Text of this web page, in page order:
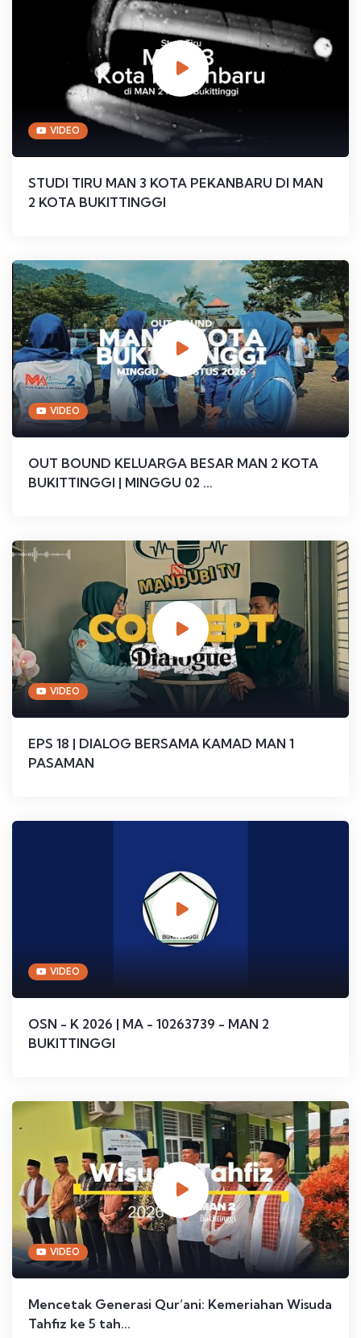
VIDEO
STUDI TIRU MAN 3 KOTA PEKANBARU DI MAN
2 KOTA BUKITTINGGI
VIDEO
OUT BOUND KELUARGA BESAR MAN 2 KOTA
BUKITTINGGI | MINGGU 02 ...
VIDEO
EPS 18 | DIALOG BERSAMA KAMAD MAN 1
PASAMAN
VIDEO
OSN - K 2026 | MA - 10263739 - MAN 2
BUKITTINGGI
VIDEO
Mencetak Generasi Qur’ani: Kemeriahan Wisuda
Tahfiz ke 5 tah...